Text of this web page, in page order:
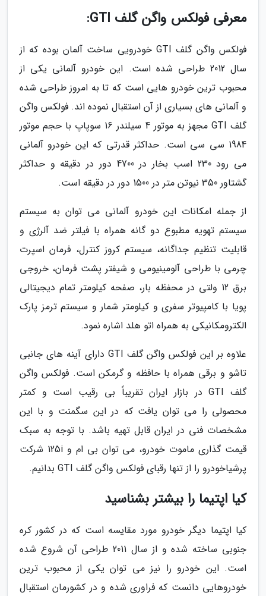
معرفی فولکس واگن گلف GTI:
فولکس واگن گلف GTI خودرویی ساخت آلمان بوده که از
سال 2012 طراحی شده است. این خودرو آلمانی یکی از
محبوب ترین خودرو هایی است که تا به امروز طراحی شده
و آلمانی های بسیاری از آن استقبال نموده اند. فولکس واگن
گلف GTI مجهز به موتور 4 سیلندر 16 سوپاپ با حجم موتور
1984 سی سی است. حداکثر قدرتی که این خودرو آلمانی
می رود 230 اسب بخار در 4700 دور در دقیقه و حداکثر
گشتاور 350 نیوتن متر در 1500 دور در دقیقه است.
از جمله امکانات این خودرو آلمانی می توان به سیستم
سیستم تهویه مطبوع دو گانه همراه با فیلتر ضد آلرژی و
قابلیت تنظیم جداگانه، سیستم کروز کنترل، فرمان اسپرت
چرمی با طراحی آلومینیومی و شیفتر پشت فرمان، خروجی
برق 12 ولتی در محفظه بار، صفحه کیلومتر تمام دیجیتالی
پویا با کامپیوتر سفری و کیلومتر شمار و سیستم ترمز پارک
الکترومکانیکی به همراه اتو هلد اشاره نمود.
علاوه بر این فولکس واگن گلف GTI دارای آینه های جانبی
تاشو و برقی همراه با حافظه و گرمکن است. فولکس واگن
گلف GTI در بازار ایران تقریباً بی رقیب است و کمتر
محصولی را می توان یافت که در این سگمنت و با این
مشخصات فنی در ایران قابل تهیه باشد. با توجه به سبک
قیمت گذاری ماموت خودرو، می توان بی ام و 125i شرکت
پرشیاخودرو را از تنها رقبای فولکس واگن گلف GTI بدانیم.
کیا اپتیما را بیشتر بشناسید
کیا اپتیما دیگر خودرو مورد مقایسه است که در کشور کره
جنوبی ساخته شده و از سال 2011 طراحی آن شروع شده
است. این خودرو را نیز می توان یکی از محبوب ترین
خودروهایی دانست که فراوری شده و در کشورمان استقبال